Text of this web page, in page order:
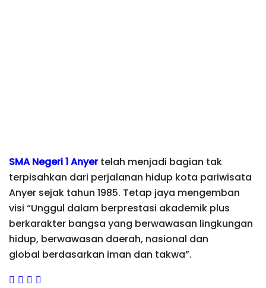
SMA Negeri 1 Anyertelah menjadi bagian tak
terpisahkan dari perjalanan hidup kota pariwisata
Anyer sejak tahun 1985. Tetap jaya mengemban
visi “Unggul dalam berprestasi akademik plus
berkarakter bangsa yang berwawasan lingkungan
hidup, berwawasan daerah, nasional dan
global berdasarkan iman dan takwa”.